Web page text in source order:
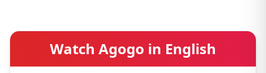
Watch Agogo in English